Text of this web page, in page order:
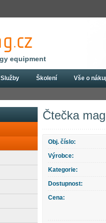
Čtečka
Obj. číslo:
Výrobce:
Kategorie:
Dostupnost:
Cena:
equipment
Služby Školení Vše o